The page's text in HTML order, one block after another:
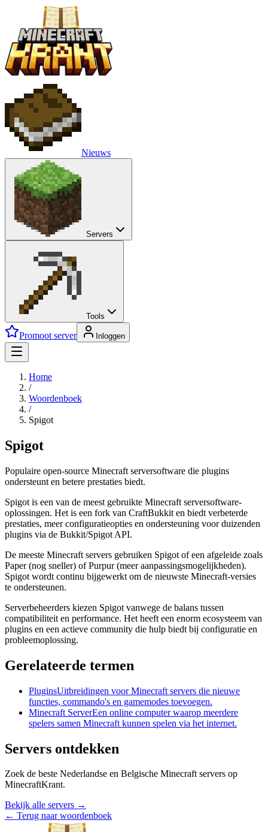
Nieuws
Servers
Tools
Promoot server Inloggen
Home
/
Woordenboek
/
Spigot
Spigot
Populaire open-source Minecraft serversoftware die plugins
ondersteunt en betere prestaties biedt.
Spigot is een van de meest gebruikte Minecraft serversoftware-
oplossingen. Het is een fork van CraftBukkit en biedt verbeterde
prestaties, meer configuratieopties en ondersteuning voor duizenden
plugins via de Bukkit/Spigot API.
De meeste Minecraft servers gebruiken Spigot of een afgeleide zoals
Paper (nog sneller) of Purpur (meer aanpassingsmogelijkheden).
Spigot wordt continu bijgewerkt om de nieuwste Minecraft-versies
te ondersteunen.
Serverbeheerders kiezen Spigot vanwege de balans tussen
compatibiliteit en performance. Het heeft een enorm ecosysteem van
plugins en een actieve community die hulp biedt bij configuratie en
probleemoplossing.
Gerelateerde termen
PluginsUitbreidingen voor Minecraft servers die nieuwe
functies, commando's en gamemodes toevoegen.
Minecraft ServerEen online computer waarop meerdere
spelers samen Minecraft kunnen spelen via het internet.
Servers ontdekken
Zoek de beste Nederlandse en Belgische Minecraft servers op
MinecraftKrant.
Bekijk alle servers →
← Terug naar woordenboek